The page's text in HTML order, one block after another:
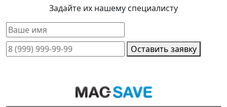
Задайте их нашему специалисту
Оставить заявку